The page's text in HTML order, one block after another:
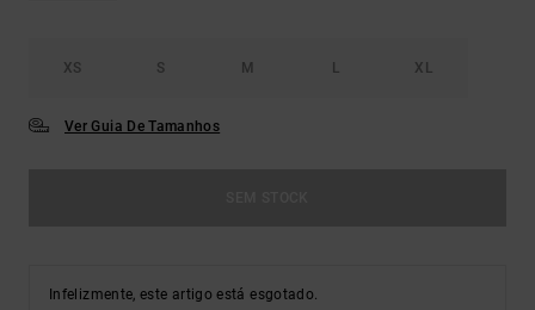
XS S M L XL
Ver Guia De Tamanhos
Infelizmente, este artigo está esgotado.